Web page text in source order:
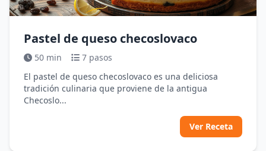
Pastel de queso checoslovaco
50 min
7 pasos
El pastel de queso checoslovaco es una deliciosa
tradición culinaria que proviene de la antigua
Checoslo...
Ver Receta